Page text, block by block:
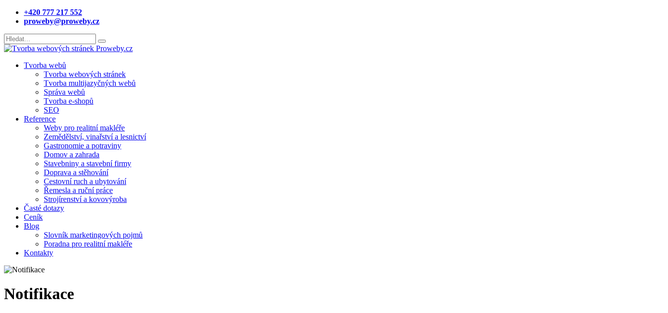
+420 777 217 552
proweby@proweby.cz
Tvorba webů
Tvorba webových stránek
Tvorba multijazyčných webů
Správa webů
Tvorba e-shopů
SEO
Reference
Weby pro realitní makléře
Zemědělství, vinařství a lesnictví
Gastronomie a potraviny
Domov a zahrada
Stavebniny a stavební firmy
Doprava a stěhování
Cestovní ruch a ubytování
Řemesla a ruční práce
Strojírenství a kovovýroba
Časté dotazy
Ceník
Blog
Slovník marketingových pojmů
Poradna pro realitní makléře
Kontakty
Notifikace